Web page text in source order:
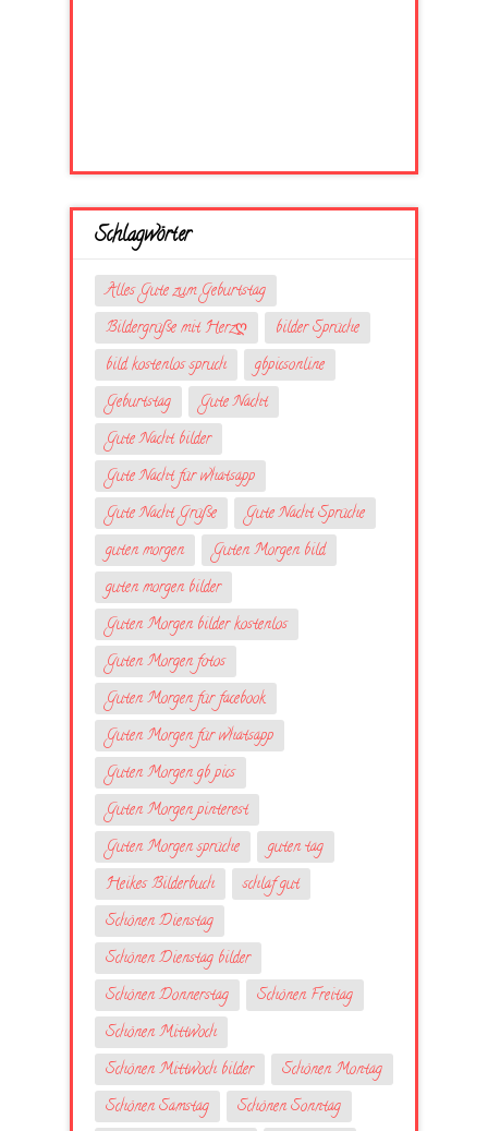
Schlagwörter
Alles Gute zum Geburtstag
Bildergrüße mit Herzღ
bilder Sprüche
bild kostenlos spruch
gbpicsonline
Geburtstag
Gute Nacht
Gute Nacht bilder
Gute Nacht für whatsapp
Gute Nacht Grüße
Gute Nacht Sprüche
guten morgen
Guten Morgen bild
guten morgen bilder
Guten Morgen bilder kostenlos
Guten Morgen fotos
Guten Morgen für facebook
Guten Morgen für whatsapp
Guten Morgen gb pics
Guten Morgen pinterest
Guten Morgen sprüche
guten tag
Heikes Bilderbuch
schlaf gut
Schönen Dienstag
Schönen Dienstag bilder
Schönen Donnerstag
Schönen Freitag
Schönen Mittwoch
Schönen Mittwoch bilder
Schönen Montag
Schönen Samstag
Schönen Sonntag